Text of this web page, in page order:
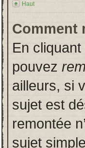
Haut
Comment
En
pouvez
ailleurs, si
sujet est
remontée
sujet